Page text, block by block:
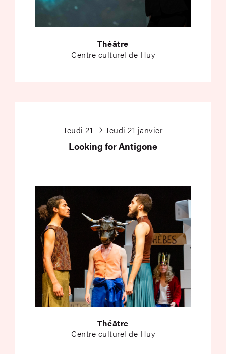
Théâtre
Centre culturel de Huy
Jeudi 21 Jeudi 21 janvier
Looking for Antigone
Théâtre
Centre culturel de Huy